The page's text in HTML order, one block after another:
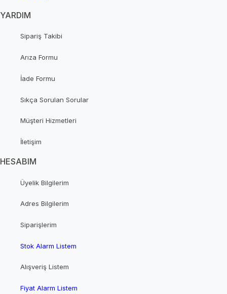
YARDIM
Sipariş Takibi
Arıza Formu
İade Formu
Sıkça Sorulan Sorular
Müşteri Hizmetleri
İletişim
HESABIM
Üyelik Bilgilerim
Adres Bilgilerim
Siparişlerim
Stok Alarm Listem
Alışveriş Listem
Fiyat Alarm Listem